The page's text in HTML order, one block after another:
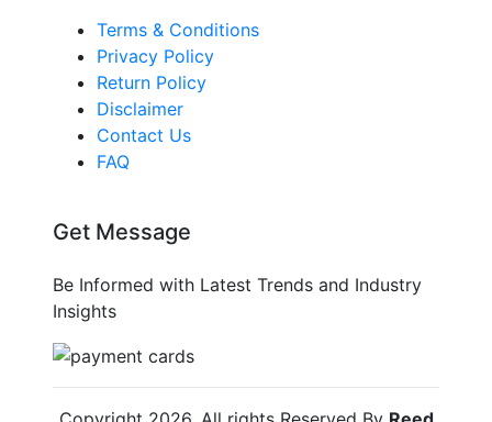
Terms & Conditions
Privacy Policy
Return Policy
Disclaimer
Contact Us
FAQ
Get Message
Be Informed with Latest Trends and Industry
Insights